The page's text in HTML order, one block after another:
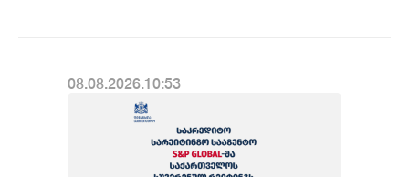
08.08.2026.10:53